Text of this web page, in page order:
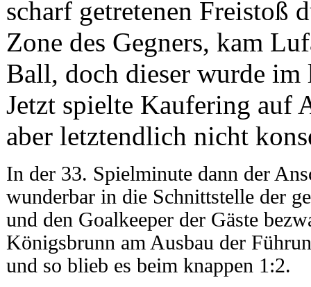
scharf getretenen Freistoß
Zone des Gegners, kam
Ball, doch dieser wurde
Jetzt spielte Kaufering auf
aber letztendlich nicht
In der 33. Spielminute dann der
wunderbar in die Schnittstelle der
und den Goalkeeper der Gäste
Königsbrunn am Ausbau der
und so blieb es beim knappen 1:2.